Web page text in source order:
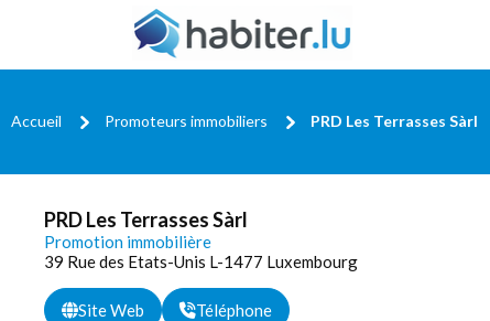
Accueil Promoteurs immobiliers PRD Les Terrasses Sàrl
PRD Les Terrasses Sàrl
Promotion immobilière
39 Rue des Etats-Unis L-1477 Luxembourg
Site Web Téléphone